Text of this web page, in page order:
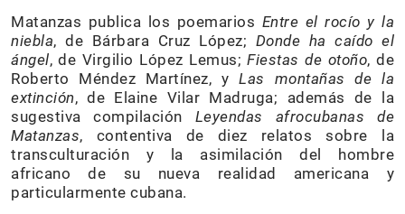
Matanzas publica los poemarios Entre el rocío y la
niebla, de Bárbara Cruz López; Donde ha caído el
ángel, de Virgilio López Lemus;Fiestas de otoño, de
Roberto Méndez Martínez, yLas montañas de la
extinción, de Elaine Vilar Madruga; además de la
sugestiva compilación Leyendas afrocubanas de
Matanzas, contentiva de diez relatos sobre la
transculturación y la asimilación del hombre
africano de su nueva realidad americana y
particularmente cubana.